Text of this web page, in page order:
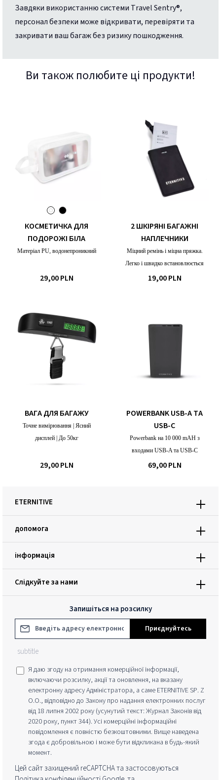
Завдяки використанню системи Travel Sentry®,
персонал безпеки може відкривати, перевіряти та
закривати ваш багаж без ризику пошкодження.
Ви також полюбите ці продукти!
КОСМЕТИЧКА ДЛЯ
ПОДОРОЖІ БІЛА
Матеріал PU, водонепроникний
29,00 PLN
2 ШКІРЯНІ БАГАЖНІ
НАПЛЕЧНИКИ
Міцний ремінь і міцна пряжка.
Легко і швидко встановлюється
19,00 PLN
ВАГА ДЛЯ БАГАЖУ
Точне вимірювання | Ясний
дисплей | До 50кг
29,00 PLN
POWERBANK USB-A ТА
USB-C
Powerbank на 10 000 mAH з
входами USB-A та USB-C
69,00 PLN
Запишіться на розсилку
Адреса електронної пошти*
Приєднуйтесь
subtitle
Я даю згоду на отримання комерційної інформації,
включаючи розсилку, акції та оновлення, на вказану
електронну адресу Адміністратора, а саме ETERNITIVE SP. Z
O.O., відповідно до Закону про надання електронних послуг
від 18 липня 2002 року (усунутий текст: Журнал Законів від
2020 року, пункт 344). Усі комерційні інформаційні
повідомлення є повністю безкоштовними. Вище наведена
згода є добровільною і може бути відкликана в будь-який
момент.
Цей сайт захищений reCAPTCHA та застосовуються
Слідкуйте за нами
ETERNITIVE
допомога
інформація